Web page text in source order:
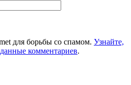
для борьбы со спамом. Узнайте,
комментариев.